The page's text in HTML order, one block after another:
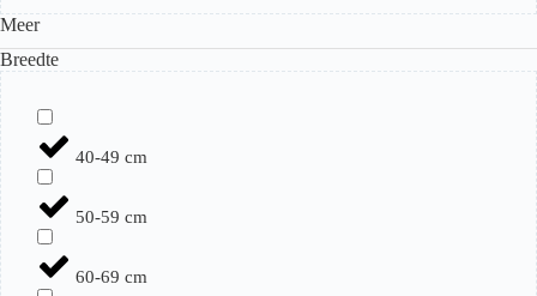
Meer
Breedte
40-49 cm
50-59 cm
60-69 cm